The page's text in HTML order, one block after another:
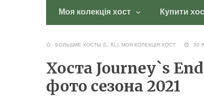
Моя колекція хост Купити
БОЛЬШИЕ ХОСТЫ (L, XL), МОЯ КОЛЕКЦІЯ ХОСТ 30
Хоста Journey`s
фото сезона 2021